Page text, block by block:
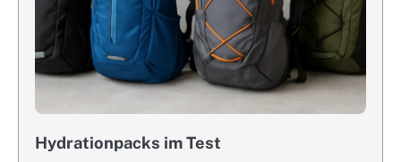
Hydrationpacks im Test